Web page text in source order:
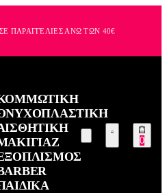
ΠΑΡΑΓΓΕΛΙΕΣ ΑΝΩ ΤΩΝ 40€
0